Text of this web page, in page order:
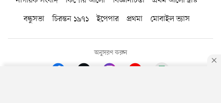
বন্ধুসভা
চিরন্তন ১৯৭১ ইপেপার প্রথমা মোবাইল ভ্যাস
অনুসরণ করুন